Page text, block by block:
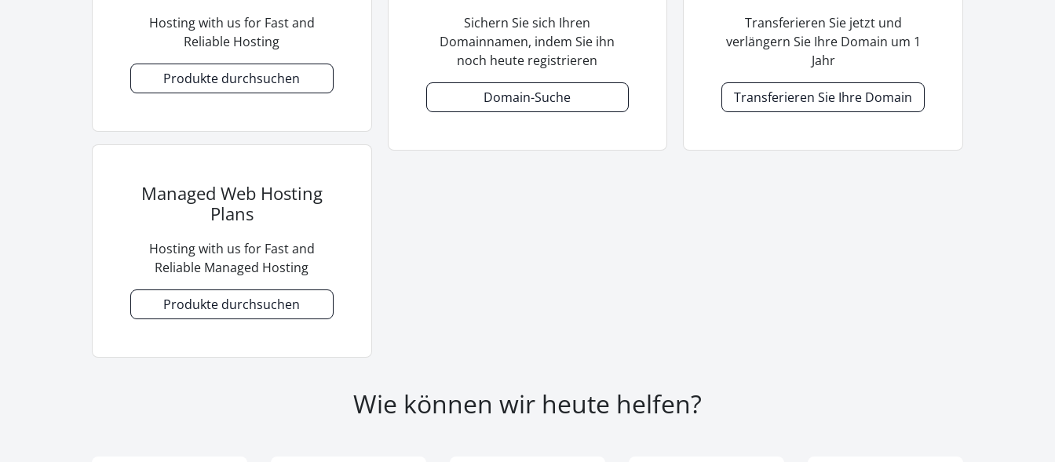
Hosting with us for Fast and
Reliable Hosting
Produkte durchsuchen
Managed Web Hosting
Plans
Hosting with us for Fast and
Reliable Managed Hosting
Produkte durchsuchen
Sichern Sie sich Ihren
Domainnamen, indem Sie ihn
noch heute registrieren
Domain-Suche
Transferieren Sie jetzt und
verlängern Sie Ihre Domain um 1
Jahr
Transferieren Sie Ihre Domain
Wie können wir heute helfen?